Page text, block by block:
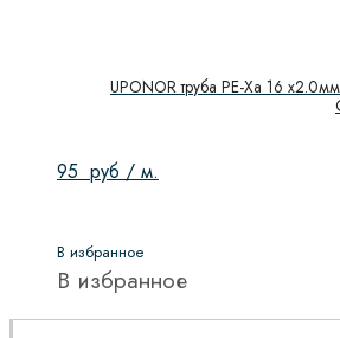
UPONOR труба PE-Xa 16
95 руб / м.
В избранное
В избранное